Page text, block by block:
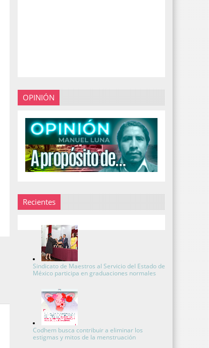
OPINIÓN
Recientes
Sindicato de Maestros al Servicio del Estado de
México participa en graduaciones normales
Codhem busca contribuir a eliminar los
estigmas y mitos de la menstruación